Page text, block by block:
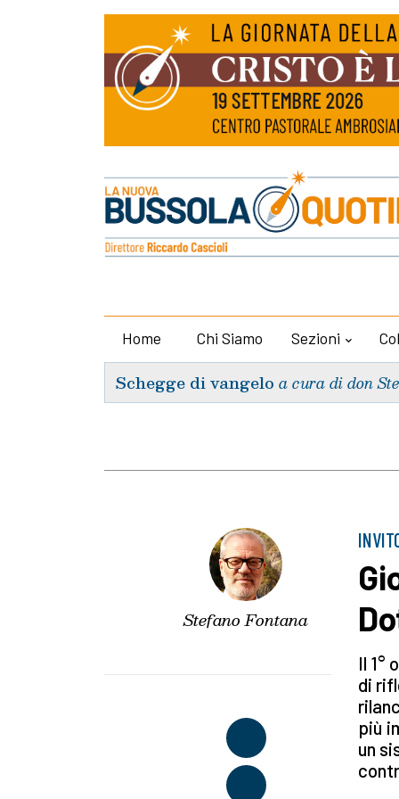
Home Chi Siamo Sezioni
Schegge di vangelo a cura di don
Stefano Fontana
Il 1°
di
più
un